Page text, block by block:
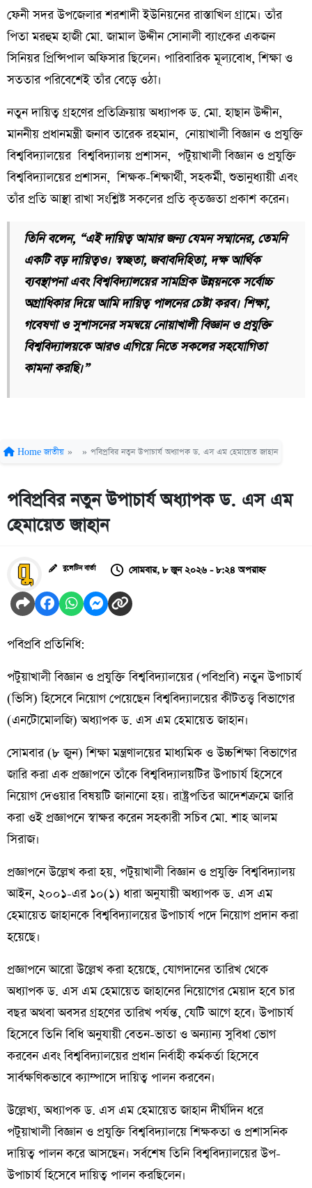
ফেনী সদর উপজেলার শরশাদী ইউনিয়নের রাস্তাখিল গ্রামে। তাঁর
পিতা মরহুম হাজী মো. জামাল উদ্দীন সোনালী ব্যাংকের একজন
সিনিয়র প্রিন্সিপাল অফিসার ছিলেন। পারিবারিক মূল্যবোধ, শিক্ষা ও
সততার পরিবেশেই তাঁর বেড়ে ওঠা।
নতুন দায়িত্ব গ্রহণের প্রতিক্রিয়ায় অধ্যাপক ড. মো. হাছান উদ্দীন,
মাননীয় প্রধানমন্ত্রী জনাব তারেক রহমান, নোয়াখালী বিজ্ঞান ও প্রযুক্তি
বিশ্ববিদ্যালয়ের বিশ্ববিদ্যালয় প্রশাসন, পটুয়াখালী বিজ্ঞান ও প্রযুক্তি
বিশ্ববিদ্যালয়ের প্রশাসন, শিক্ষক-শিক্ষার্থী, সহকর্মী, শুভানুধ্যায়ী এবং
তাঁর প্রতি আস্থা রাখা সংশ্লিষ্ট সকলের প্রতি কৃতজ্ঞতা প্রকাশ করেন।
তিনি বলেন, “এই দায়িত্ব আমার জন্য যেমন সম্মানের, তেমনি
একটি বড় দায়িত্বও। স্বচ্ছতা, জবাবদিহিতা, দক্ষ আর্থিক
ব্যবস্থাপনা এবং বিশ্ববিদ্যালয়ের সামগ্রিক উন্নয়নকে সর্বোচ্চ
অগ্রাধিকার দিয়ে আমি দায়িত্ব পালনের চেষ্টা করব। শিক্ষা,
গবেষণা ও সুশাসনের সমন্বয়ে নোয়াখালী বিজ্ঞান ও প্রযুক্তি
বিশ্ববিদ্যালয়কে আরও এগিয়ে নিতে সকলের সহযোগিতা
কামনা করছি।”
Home জাতীয় » » পবিপ্রবির নতুন উপাচার্য অধ্যাপক ড. এস এম হেমায়েত জাহান
পবিপ্রবির নতুন উপাচার্য অধ্যাপক ড. এস এম
হেমায়েত জাহান
বুলেটিন বার্তা সোমবার, ৮ জুন ২০২৬ - ৮:২৪ অপরাহ্ন
পবিপ্রবি প্রতিনিধি:
পটুয়াখালী বিজ্ঞান ও প্রযুক্তি বিশ্ববিদ্যালয়ের (পবিপ্রবি) নতুন উপাচার্য
(ভিসি) হিসেবে নিয়োগ পেয়েছেন বিশ্ববিদ্যালয়ের কীটতত্ত্ব বিভাগের
(এনটোমোলজি) অধ্যাপক ড. এস এম হেমায়েত জাহান।
সোমবার (৮ জুন) শিক্ষা মন্ত্রণালয়ের মাধ্যমিক ও উচ্চশিক্ষা বিভাগের
জারি করা এক প্রজ্ঞাপনে তাঁকে বিশ্ববিদ্যালয়টির উপাচার্য হিসেবে
নিয়োগ দেওয়ার বিষয়টি জানানো হয়। রাষ্ট্রপতির আদেশক্রমে জারি
করা ওই প্রজ্ঞাপনে স্বাক্ষর করেন সহকারী সচিব মো. শাহ আলম
সিরাজ।
প্রজ্ঞাপনে উল্লেখ করা হয়, পটুয়াখালী বিজ্ঞান ও প্রযুক্তি বিশ্ববিদ্যালয়
আইন, ২০০১-এর ১০(১) ধারা অনুযায়ী অধ্যাপক ড. এস এম
হেমায়েত জাহানকে বিশ্ববিদ্যালয়ের উপাচার্য পদে নিয়োগ প্রদান করা
হয়েছে।
প্রজ্ঞাপনে আরো উল্লেখ করা হয়েছে, যোগদানের তারিখ থেকে
অধ্যাপক ড. এস এম হেমায়েত জাহানের নিয়োগের মেয়াদ হবে চার
বছর অথবা অবসর গ্রহণের তারিখ পর্যন্ত, যেটি আগে হবে। উপাচার্য
হিসেবে তিনি বিধি অনুযায়ী বেতন-ভাতা ও অন্যান্য সুবিধা ভোগ
করবেন এবং বিশ্ববিদ্যালয়ের প্রধান নির্বাহী কর্মকর্তা হিসেবে
সার্বক্ষণিকভাবে ক্যাম্পাসে দায়িত্ব পালন করবেন।
উল্লেখ্য, অধ্যাপক ড. এস এম হেমায়েত জাহান দীর্ঘদিন ধরে
পটুয়াখালী বিজ্ঞান ও প্রযুক্তি বিশ্ববিদ্যালয়ে শিক্ষকতা ও প্রশাসনিক
দায়িত্ব পালন করে আসছেন। সর্বশেষ তিনি বিশ্ববিদ্যালয়ের উপ-
উপাচার্য হিসেবে দায়িত্ব পালন করছিলেন।